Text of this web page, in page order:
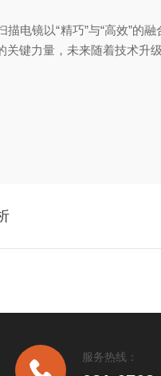
镜以“精巧”与“高效”的
键力量，未来随着技术升
服务热线：